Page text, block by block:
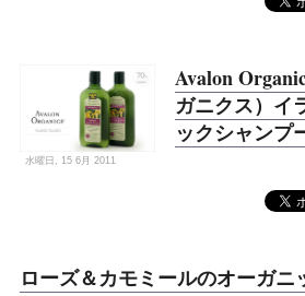
Avalon
ガニクス）イ
ックシャンプ
水曜日, 15 6月 2011
ローズ＆カモミールのオーガニ